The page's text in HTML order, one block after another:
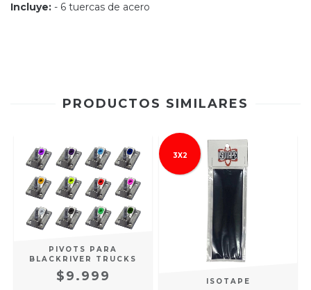
Incluye: - 6 tuercas de acero
PRODUCTOS SIMILARES
PIVOTS PARA
BLACKRIVER TRUCKS
$9.999
3X2
ISOTAPE